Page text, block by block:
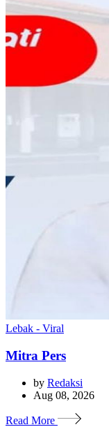
Lebak - Viral
Mitra Pers
by Redaksi
Aug 08, 2026
Read More